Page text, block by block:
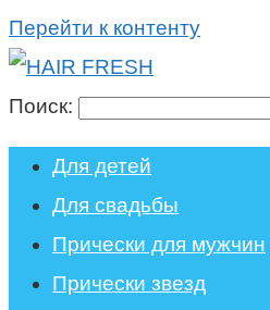
Перейти к контенту
Поиск:
Для детей
Для свадьбы
Прически для мужчин
Прически звезд